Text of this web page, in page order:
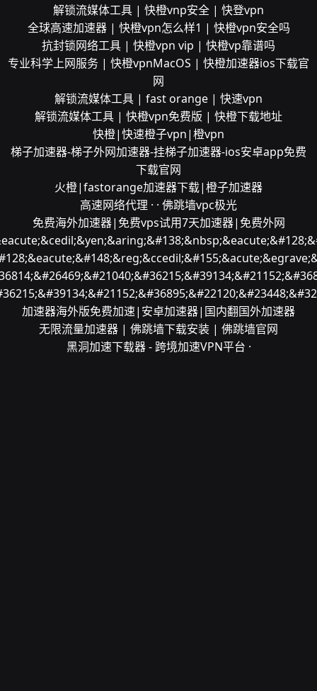
解锁流媒体工具 | 快橙vnp安全 | 快登vpn
全球高速加速器 | 快橙vpn怎么样1 | 快橙vpn安全吗
抗封锁网络工具 | 快橙vpn vip | 快橙vp靠谱吗
专业科学上网服务 | 快橙vpnMacOS | 快橙加速器ios下载官
网
解锁流媒体工具 | fast orange | 快速vpn
解锁流媒体工具 | 快橙vpn免费版 | 快橙下载地址
快橙|快速橙子vpn|橙vpn
梯子加速器-梯子外网加速器-挂梯子加速器-ios安卓app免费
下载官网
火橙|fastorange加速器下载|橙子加速器
高速网络代理 · · 佛跳墙vpc极光
免费海外加速器|免费vps试用7天加速器|免费外网
加速器海外版免费加速|安卓加速器|国内翻国外加速器
无限流量加速器 | 佛跳墙下载安装 | 佛跳墙官网
黑洞加速下载器 - 跨境加速VPN平台 ·